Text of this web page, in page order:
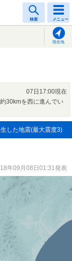
検索 メニュー
現在地
07日17:00現在
30kmを西に進んでい
した地震(最大震度3)
年09月08日01:31発表